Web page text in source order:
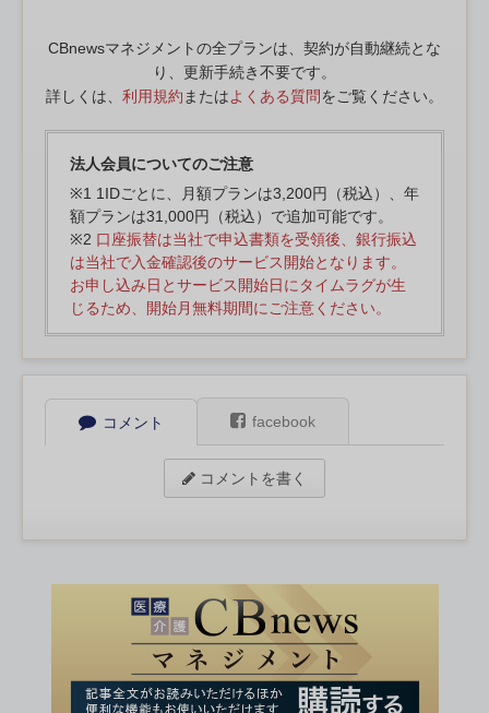
CBnewsマネジメントの全プランは、契約が自動継続とな
り、更新手続き不要です。
詳しくは、 利用規約 またはよくある質問をご覧ください。
法人会員についてのご注意
※1 1IDごとに、月額プランは3,200円（税込）、年
額プランは31,000円（税込）で追加可能です。
※2 口座振替は当社で申込書類を受領後、銀行振込
は当社で入金確認後のサービス開始となります。
お申し込み日とサービス開始日にタイムラグが生
じるため、開始月無料期間にご注意ください。
コメント facebook
コメントを書く